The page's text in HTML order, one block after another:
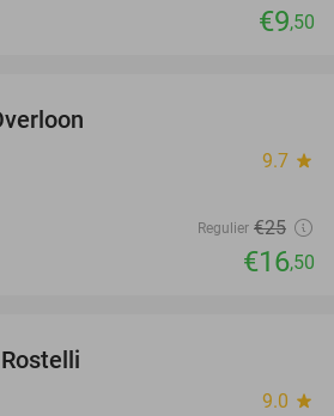
€9,50
9.7 star
Regulier €25
€16,50
9.0 star